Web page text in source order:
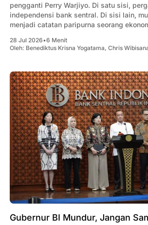
pengganti Perry Warjiyo. Di satu sisi,
independensi bank sentral. Di sisi lain,
menjadi catatan paripurna seorang
28 Jul 2026•6 Menit
Oleh: Benediktus Krisna Yogatama, Chris
Gubernur BI Mundur, Jangan